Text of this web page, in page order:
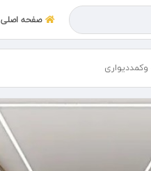
صفحه اصلی
وکمددیواری